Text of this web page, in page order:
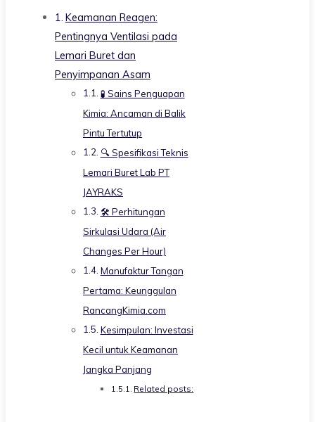
Keamanan Reagen:
Pentingnya Ventilasi pada
Lemari Buret dan
Penyimpanan Asam
🧪 Sains Penguapan
Kimia: Ancaman di Balik
Pintu Tertutup
🔍 Spesifikasi Teknis
Lemari Buret Lab PT
JAYRAKS
🛠️ Perhitungan
Sirkulasi Udara (Air
Changes Per Hour)
Manufaktur Tangan
Pertama: Keunggulan
RancangKimia.com
Kesimpulan: Investasi
Kecil untuk Keamanan
Jangka Panjang
Related posts: